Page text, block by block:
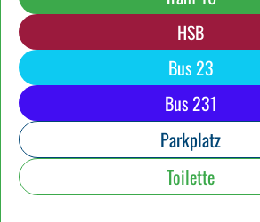
HSB
Bus 23
Bus 231
Parkplatz
Toilette